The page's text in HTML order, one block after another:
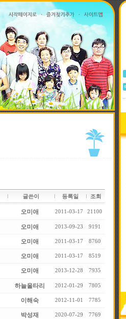
글쓴이 등록일 조회
오미애 2011-03-17 21100
오미애 2013-09-23 9191
오미애 2011-03-17 8760
오미애 2011-03-17 8519
오미애 2013-12-28 7935
하늘울타리 2012-01-29 7805
이해숙 2012-11-01 7785
박성재 2020-07-29 7769